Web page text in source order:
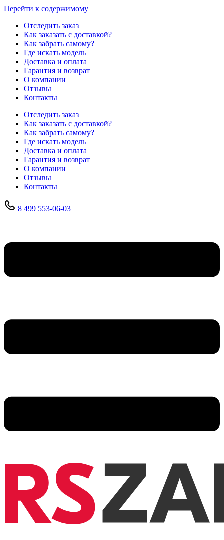
Перейти к содержимому
Отследить заказ
Как заказать с доставкой?
Как забрать самому?
Где искать модель
Доставка и оплата
Гарантия и возврат
О компании
Отзывы
Контакты
Отследить заказ
Как заказать с доставкой?
Как забрать самому?
Где искать модель
Доставка и оплата
Гарантия и возврат
О компании
Отзывы
Контакты
8 499 553-06-03